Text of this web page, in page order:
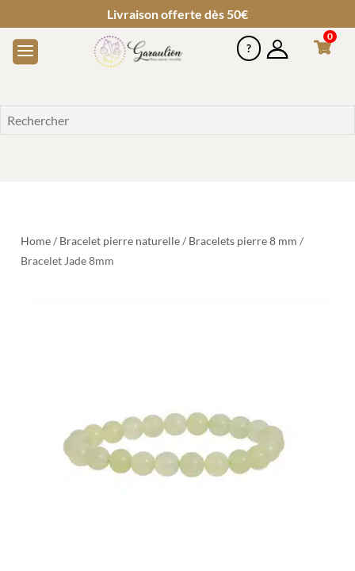
Livraison offerte dès 50€
0
Home/ Bracelet pierre naturelle/ Bracelets pierre 8 mm /
Bracelet Jade 8mm